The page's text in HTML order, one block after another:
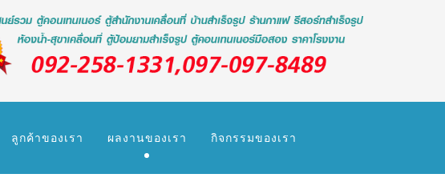
ลูกค้าของเรา ผลงานของเรา กิจกรรมของเรา